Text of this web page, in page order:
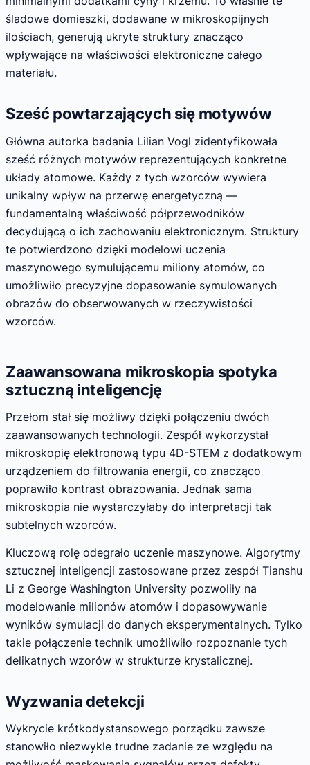
śladowe domieszki, dodawane w mikroskopijnych
ilościach, generują ukryte struktury znacząco
wpływające na właściwości elektroniczne całego
materiału.
Sześć powtarzających się motywów
Główna autorka badania Lilian Vogl zidentyfikowała
sześć różnych motywów reprezentujących konkretne
układy atomowe. Każdy z tych wzorców wywiera
unikalny wpływ na przerwę energetyczną —
fundamentalną właściwość półprzewodników
decydującą o ich zachowaniu elektronicznym. Struktury
te potwierdzono dzięki modelowi uczenia
maszynowego symulującemu miliony atomów, co
umożliwiło precyzyjne dopasowanie symulowanych
obrazów do obserwowanych w rzeczywistości
wzorców.
Zaawansowana mikroskopia spotyka
sztuczną inteligencję
Przełom stał się możliwy dzięki połączeniu dwóch
zaawansowanych technologii. Zespół wykorzystał
mikroskopię elektronową typu 4D-STEM z dodatkowym
urządzeniem do filtrowania energii, co znacząco
poprawiło kontrast obrazowania. Jednak sama
mikroskopia nie wystarczyłaby do interpretacji tak
subtelnych wzorców.
Kluczową rolę odegrało uczenie maszynowe. Algorytmy
sztucznej inteligencji zastosowane przez zespół Tianshu
Li z George Washington University pozwoliły na
modelowanie milionów atomów i dopasowywanie
wyników symulacji do danych eksperymentalnych. Tylko
takie połączenie technik umożliwiło rozpoznanie tych
delikatnych wzorów w strukturze krystalicznej.
Wyzwania detekcji
Wykrycie krótkodystansowego porządku zawsze
stanowiło niezwykle trudne zadanie ze względu na